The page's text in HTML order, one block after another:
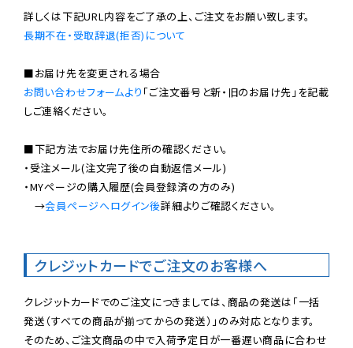
長期不在・受取辞退(拒否)について
お問い合わせフォームより 「ご注文番号と新・旧のお届け先」を記載
しご連絡ください。
■下記方法でお届け先住所の確認ください。
・受注メール(注文完了後の自動返信メール)
・MYページの購入履歴(会員登録済の方のみ)
→会員ページへログイン後詳細よりご確認ください。
クレジットカードでご注文のお客様へ
クレジットカードでのご注文につきましては、商品の発送は「一括
発送（すべての商品が揃ってからの発送）」のみ対応となります。
そのため、ご注文商品の中で入荷予定日が一番遅い商品に合わせ